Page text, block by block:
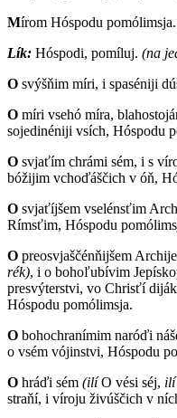
Mírom Hóspodu pomólimsja.
Lík: Hóspodi, pomíluj. (na
O svýšňim míri, i spaséniji
O míri vsehó míra,
sojedinéniji vsích, Hóspodu
O svjaťím chrámi sém, i s
bóžijim vchoďáščich v óň,
O svjaťíjšem vselénsťim
Rímsťim, Hóspodu
O preosvjaščénňijšem
rék), i o bohoľubívim
presvýterstvi, vo Chrisťí
Hóspodu pomólimsja.
O bohochranímim naróďi
o vsém vójinstvi, Hóspodu
O hráďi sém (ilíO vési séj, ilí
straňí, i víroju živúščich v